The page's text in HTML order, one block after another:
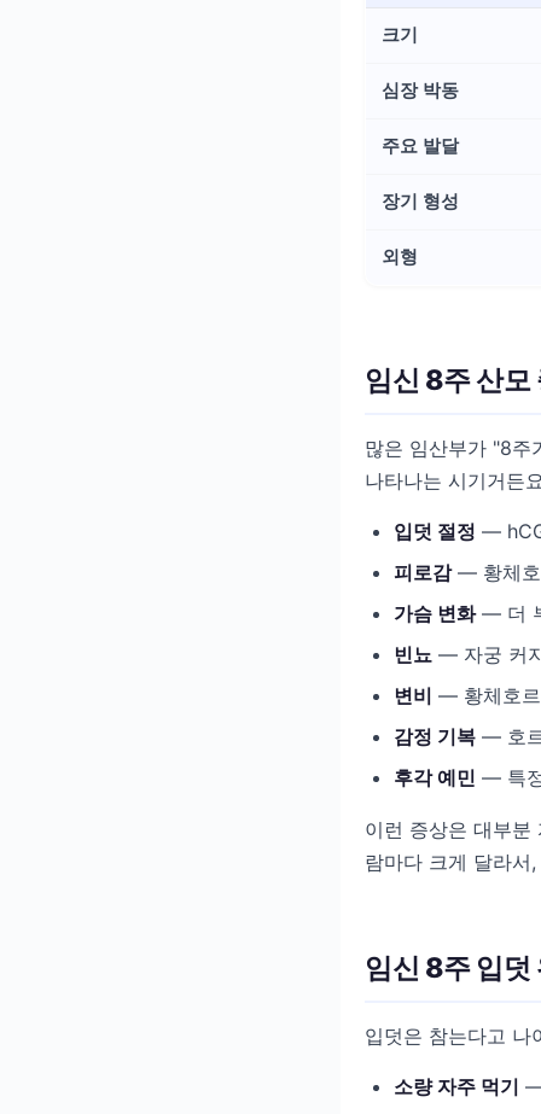
크기
심장 박동
주요 발달
장기 형성
외형
임신 8주 산모
많은 임산부가 "8주
나타나는 시기거든
입덧 절정 —
피로감— 황체호
가슴 변화— 더
빈뇨 — 자궁 커
변비 — 황체호
감정 기복 — 호
후각 예민 — 특
이런 증상은 대부분
람마다 크게 달라서
임신 8주 입덧
입덧은 참는다고 나
소량 자주 먹기 —